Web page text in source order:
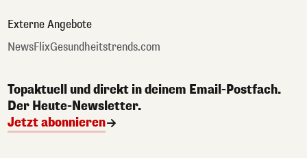
Externe Angebote
NewsFlixGesundheitstrends.com
Topaktuell und direkt in deinem Email-Postfach.
Der Heute-Newsletter.
Jetzt abonnieren